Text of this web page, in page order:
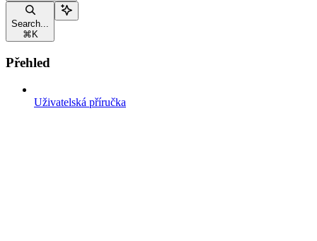
Search...
⌘ K
Přehled
Uživatelská příručka